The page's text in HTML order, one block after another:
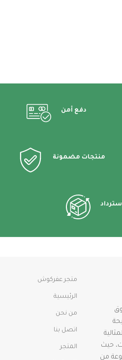
دفع أمن
منتجات مضمونة
حيث
من
متجر عفركوش
الرئيسية
من نحن
اتصل بنا
المتجر